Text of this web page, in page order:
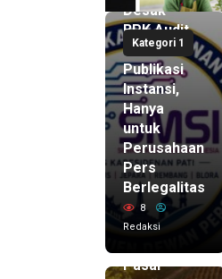
Kategori 1
Desak
BPK Audit
Dana
Publikasi
Instansi,
Hanya
untuk
Perusahaan
Pers
Berlegalitas
8
Redaksi
17 jam lalu
Ketum
DPP
IKAPPI
Pasar